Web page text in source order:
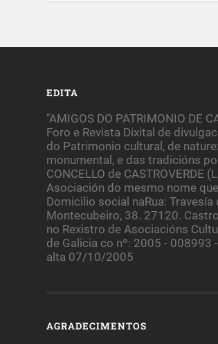
EDITA
"AMIGOS DO PATRIMONIO DE
Foro e Revista Dixital de
do Patrimonio cultural, de
monumental, e das tradicións
CONCELLO de CASTROVERDE
Asociación do mesmo nome
Domicilio social naRua: Travesía
Montecubeiro, 38. 27120.
no Rexistro de Asociacións
de Galicia co nº: 2005 - 008993
alta 07/10/2005
AGRADECIMENTOS